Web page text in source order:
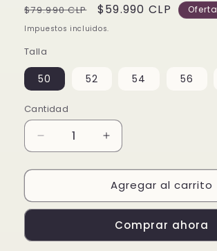
Precio
habitual
$79.990 CLP
Precio
de
$59.990 CLP Oferta
Impuestos incluidos.
Talla
50 52 54 56
Cantidad
Reducir
cantidad
para
Alianza
de
Rosas
Aumentar
cantidad
para
Anillo
Alianza
de
Corazones
Rosas
Agregar al carrito
Comprar ahora